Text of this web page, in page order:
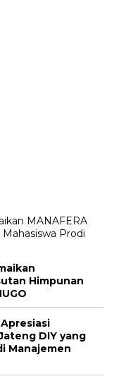
Himpunan
DIY yang
Manajemen